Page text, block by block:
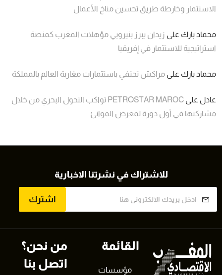
الاستثمار وخارطة طريق تحسين مناخ الأعمال
محماد بارك على زيدان يبرز بنيروبي مؤهلات المغرب كمنصة
استراتيجية للاستثمار في إفريقيا
محماد بارك على مراكش تحتفي باستثمارات مغاربة العالم بالمملكة
عادل على
PETROSTAR MAROC تواكب التحول البحري من خلال
مشاركتها في أول دورة لمعرض الموانئ
للاشتراك في نشرتنا الاخبارية
اشترك
القائمة
مؤسسات
من نحن؟
اتصل بنا